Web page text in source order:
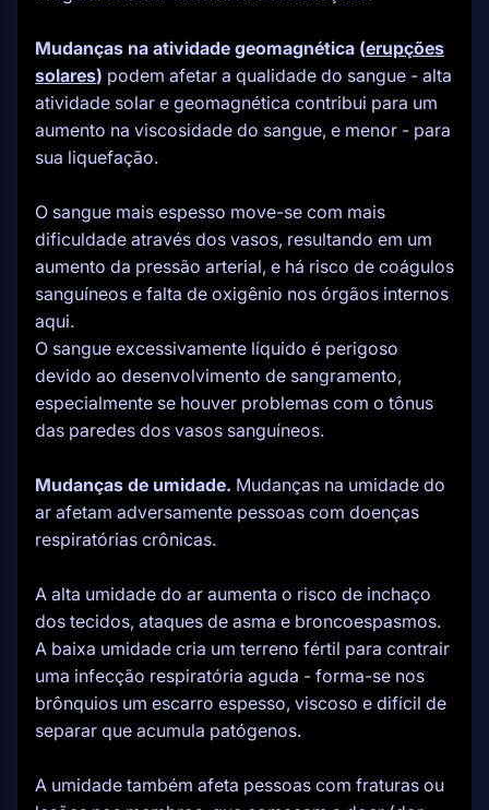
Mudanças na atividade geomagnética (erupções
solares) podem afetar a qualidade do sangue - alta
atividade solar e geomagnética contribui para um
aumento na viscosidade do sangue, e menor - para
sua liquefação.
O sangue mais espesso move-se com mais
dificuldade através dos vasos, resultando em um
aumento da pressão arterial, e há risco de coágulos
sanguíneos e falta de oxigênio nos órgãos internos
aqui.
O sangue excessivamente líquido é perigoso
devido ao desenvolvimento de sangramento,
especialmente se houver problemas com o tônus
das paredes dos vasos sanguíneos.
Mudanças de umidade. Mudanças na umidade do
ar afetam adversamente pessoas com doenças
respiratórias crônicas.
A alta umidade do ar aumenta o risco de inchaço
dos tecidos, ataques de asma e broncoespasmos.
A baixa umidade cria um terreno fértil para contrair
uma infecção respiratória aguda - forma-se nos
brônquios um escarro espesso, viscoso e difícil de
separar que acumula patógenos.
A umidade também afeta pessoas com fraturas ou